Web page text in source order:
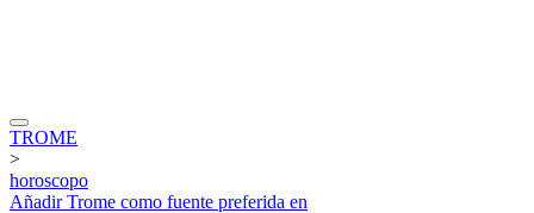
TROME
>
horoscopo
AñadirTrome como fuente preferida en